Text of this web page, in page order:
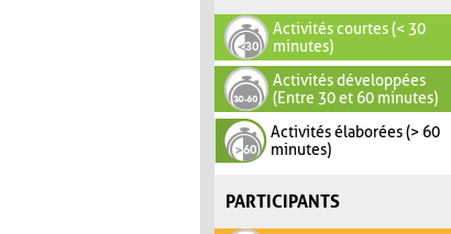
Activités courtes (< 30
minutes)
Activités développées
(Entre 30 et 60 minutes)
Activités élaborées (> 60
minutes)
PARTICIPANTS